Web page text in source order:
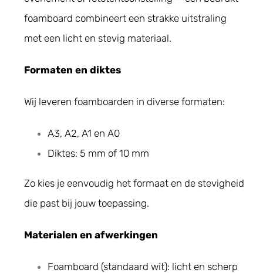
Contact
foamboard combineert een strakke uitstraling
met een licht en stevig materiaal.
Formaten en diktes
Wij leveren foamboarden in diverse formaten:
A3, A2, A1 en A0
Diktes: 5 mm of 10 mm
Zo kies je eenvoudig het formaat en de stevigheid
die past bij jouw toepassing.
Materialen en afwerkingen
Foamboard (standaard wit): licht en scherp